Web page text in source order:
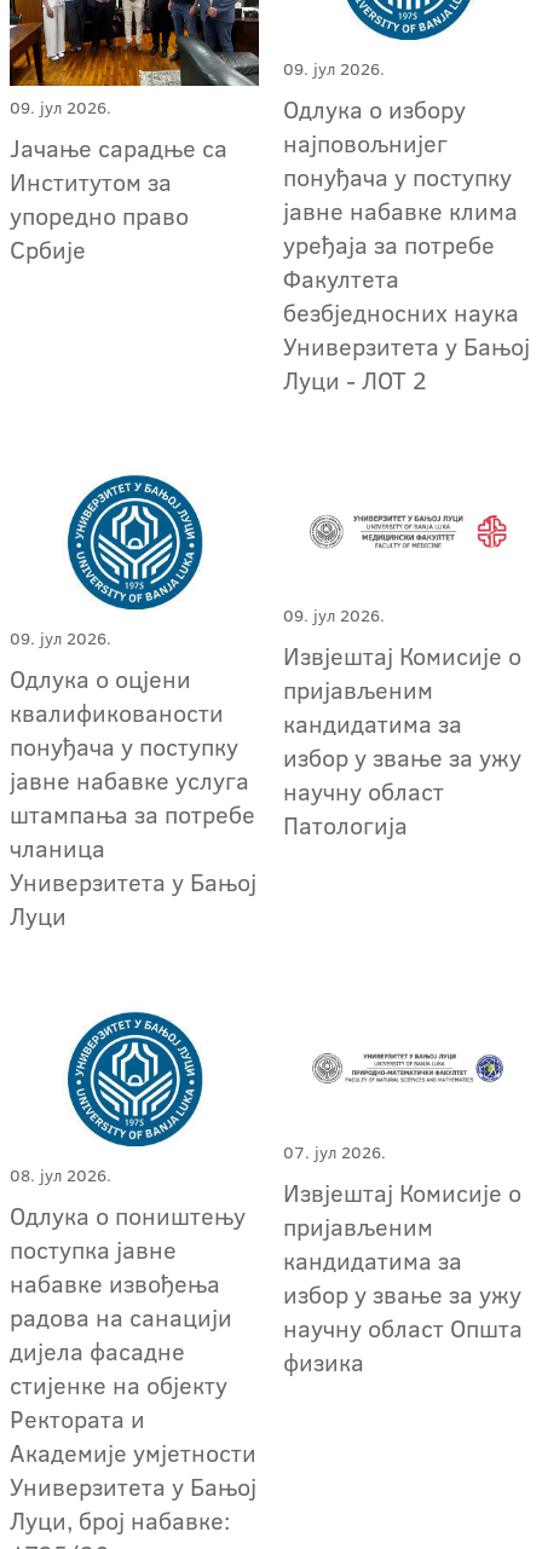
09. јул 2026.
Јачање сарадње са
Институтом за
упоредно право
Србије
09. јул 2026.
Одлука о избору
најповољнијег
понуђача у поступку
јавне набавке клима
уређаја за потребе
Факултета
безбједносних наука
Универзитета у Бањој
Луци - ЛОТ 2
09. јул 2026.
Одлука о оцјени
квалификованости
понуђача у поступку
јавне набавке услуга
штампања за потребе
чланица
Универзитета у Бањој
Луци
09. јул 2026.
Извјештај Комисије о
пријављеним
кандидатима за
избор у звање за ужу
научну област
Патологија
08. јул 2026.
Одлука о поништењу
поступка јавне
набавке извођења
радова на санацији
дијела фасадне
стијенке на објекту
Ректората и
Академије умјетности
Универзитета у Бањој
Луци, број набавке:
07. јул 2026.
Извјештај Комисије о
пријављеним
кандидатима за
избор у звање за ужу
научну област Општа
физика